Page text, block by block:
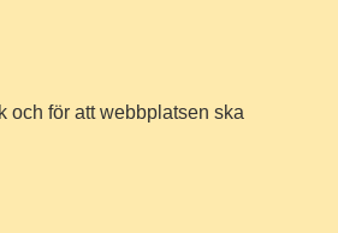
och för att webbplatsen ska